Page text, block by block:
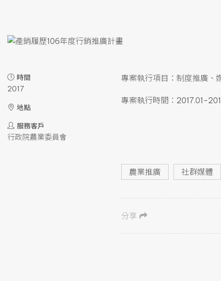
時間
2017
地點
服務客戶
行政院農業委員會
專案執行項目：制度推廣、
專案執行時間：2017.01-
農業推廣 社群媒體
分享